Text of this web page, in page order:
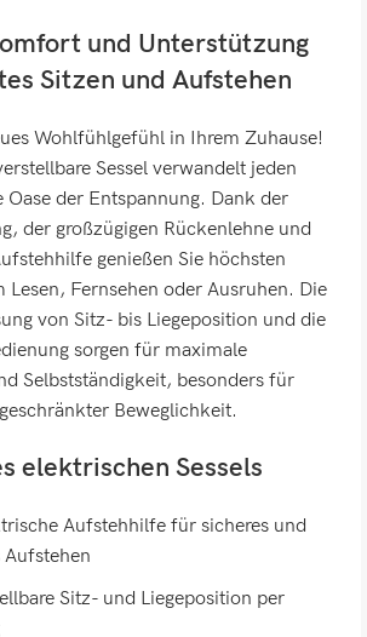
und Unterstützung
Sitzen und Aufstehen
Wohlfühlgefühl in Ihrem Zuhause!
Sessel verwandelt jeden
der Entspannung. Dank der
der großzügigen Rückenlehne und
genießen Sie höchsten
Lesen, Fernsehen oder Ausruhen. Die
von Sitz- bis Liegeposition und die
sorgen für maximale
Selbstständigkeit, besonders für
Beweglichkeit.
elektrischen Sessels
Aufstehhilfe für sicheres und
Aufstehen
Sitz- und Liegeposition per